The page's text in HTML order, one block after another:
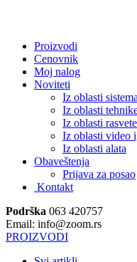
Proizvodi
Cenovnik
Moj nalog
Noviteti
Iz oblasti
Iz oblasti
Iz oblasti rasvete
Iz oblasti video
Iz oblasti alata
Obaveštenja
Prijava za posao
Kontakt
Podrška 063 420757
Email: info@zoom.rs
PROIZVODI